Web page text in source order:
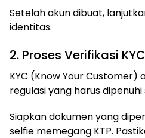
Setelah akun dibuat,
identitas.
2. Proses Verifikasi KYC
KYC (Know Your Customer)
regulasi yang harus
Siapkan dokumen yang
selfie memegang KTP.